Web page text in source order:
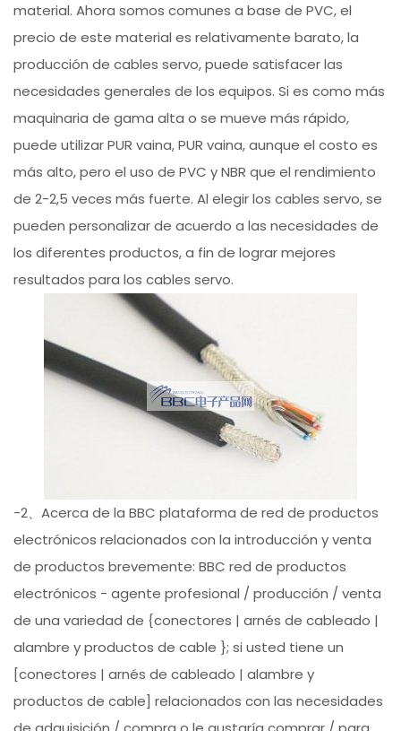
material. Ahora somos comunes a base de PVC, el
precio de este material es relativamente barato, la
producción de cables servo, puede satisfacer las
necesidades generales de los equipos. Si es como más
maquinaria de gama alta o se mueve más rápido,
puede utilizar PUR vaina, PUR vaina, aunque el costo es
más alto, pero el uso de PVC y NBR que el rendimiento
de 2-2,5 veces más fuerte. Al elegir los cables servo, se
pueden personalizar de acuerdo a las necesidades de
los diferentes productos, a fin de lograr mejores
resultados para los cables servo.
-2、Acerca de la BBC plataforma de red de productos
electrónicos relacionados con la introducción y venta
de productos brevemente: BBC red de productos
electrónicos - agente profesional / producción / venta
de una variedad de {conectores | arnés de cableado |
alambre y productos de cable }; si usted tiene un
[conectores | arnés de cableado | alambre y
productos de cable] relacionados con las necesidades